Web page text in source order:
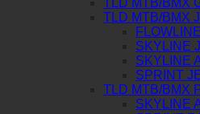
TLD MTB/BMX
TLD MTB/BMX
SKYLINE
SKYLINE
SPRINT
TLD MTB/BMX
SKYLINE